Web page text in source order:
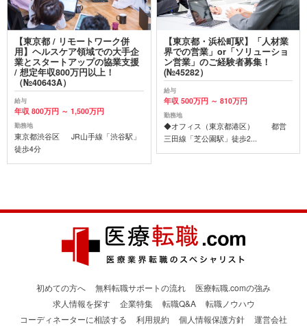
【東京都 / リモートワーク併
用】ヘルスケア領域での大手企
業とスタートアップの協業支援
/ 想定年収800万円以上！
（№40643A）
給与
年収 800万円 ～ 1,500万円
勤務地
東京都渋谷区 JR山手線「渋谷駅」
徒歩4分
【東京都・浜松町駅】「人材業
界での営業」or「ソリューショ
ン営業」のご経験者募集！
(№45282）
給与
年収 500万円 ～ 810万円
勤務地
◆オフィス（東京都港区） 都営
三田線「芝公園駅」徒歩2...
初めての方へ 無料転職サポートの流れ
医療転職.comの強み
求人情報を探す
企業特集 転職Q&A
転職ノウハウ
コーディネーターに相談する
利用規約 個人情報保護方針
運営会社